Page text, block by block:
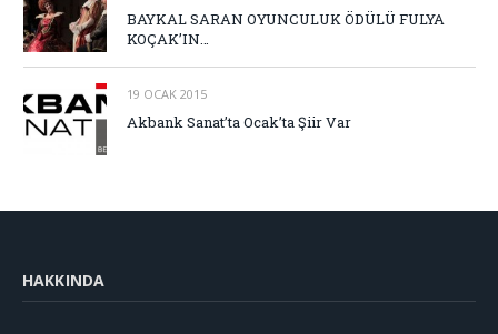
BAYKAL SARAN OYUNCULUK ÖDÜLÜ FULYA
KOÇAK’IN…
19 OCAK 2015
Akbank Sanat’ta Ocak’ta Şiir Var
HAKKINDA